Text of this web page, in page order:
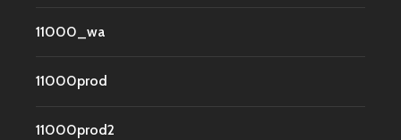
11000_wa
11000prod
11000prod2